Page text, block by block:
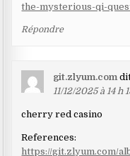
the-mysterious-qi-
Répondre
git.zlyum.com
11/12/2025 à 14 h
cherry red casino
References:
https://git.zlyum.com/